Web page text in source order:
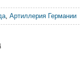
, Артиллерия Германии